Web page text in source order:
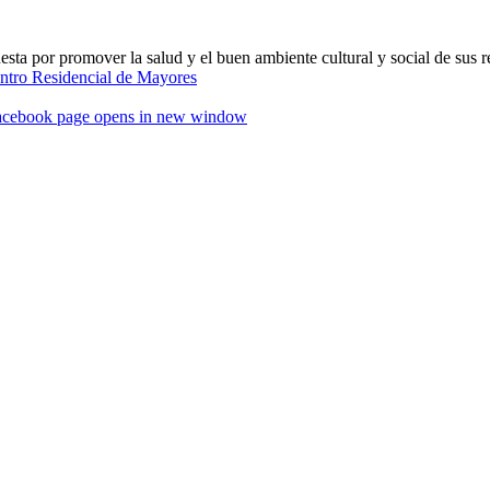
por promover la salud y el buen ambiente cultural y social de sus
page opens in new window